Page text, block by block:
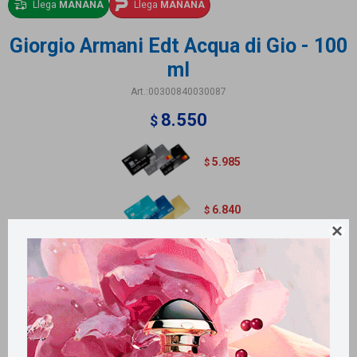

Llega MAÑANA Llega MAÑANA
Giorgio Armani Edt Acqua di Gio - 100
ml
00300840030087
$ 8.550
$ 5.985
$ 6.840
Métodos y costos de envío
Retiros gratuitos en tiendas